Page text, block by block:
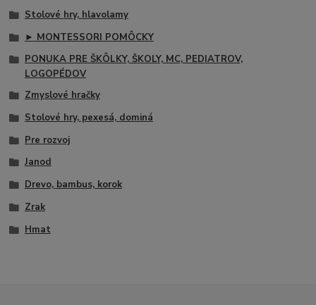
Stolové hry, hlavolamy
► MONTESSORI POMÔCKY
PONUKA PRE ŠKÔLKY, ŠKOLY, MC, PEDIATROV,
LOGOPÉDOV
Zmyslové hračky
Stolové hry, pexesá, dominá
Pre rozvoj
Janod
Drevo, bambus, korok
Zrak
Hmat